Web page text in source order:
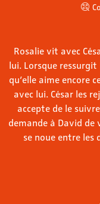
Rosalie vit avec
lui. Lorsque
qu’elle aime encore
avec lui. César les
accepte de le
demande à David de
se noue entre les